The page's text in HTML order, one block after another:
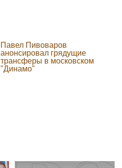
Павел Пивоваров
анонсировал грядущие
трансферы в московском
"Динамо"